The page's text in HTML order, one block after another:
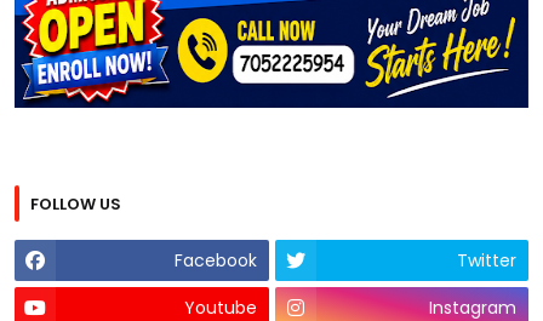
FOLLOW US
Facebook
Twitter
Youtube
Instagram